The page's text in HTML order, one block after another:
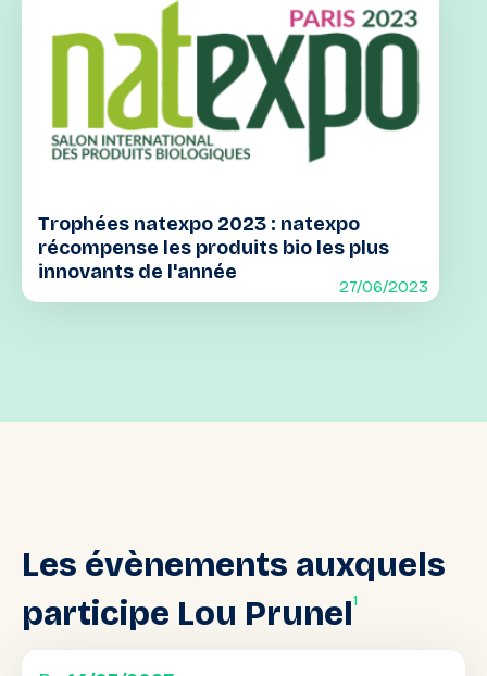
Trophées natexpo 2023 : natexpo
récompense les produits bio les plus
innovants de l'année
27/06/2023
Les évènements auxquels
participe Lou Prunel1